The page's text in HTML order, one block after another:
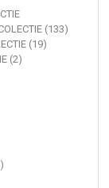
(133)
(19)
(2)